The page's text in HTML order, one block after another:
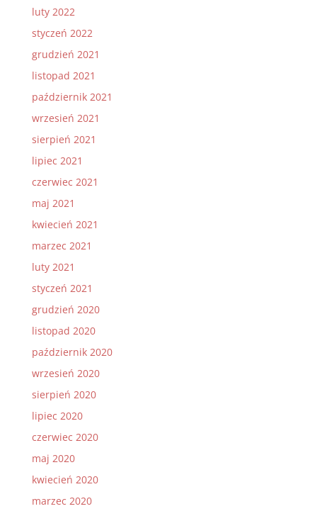
luty 2022
styczeń 2022
grudzień 2021
listopad 2021
październik 2021
wrzesień 2021
sierpień 2021
lipiec 2021
czerwiec 2021
maj 2021
kwiecień 2021
marzec 2021
luty 2021
styczeń 2021
grudzień 2020
listopad 2020
październik 2020
wrzesień 2020
sierpień 2020
lipiec 2020
czerwiec 2020
maj 2020
kwiecień 2020
marzec 2020